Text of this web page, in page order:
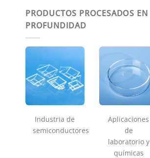
PRODUCTOS PROCESADOS EN
PROFUNDIDAD
Industria de
semiconductores
Aplicaciones
de
laboratorio y
químicas